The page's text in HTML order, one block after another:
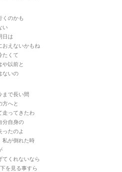
くのかも
い
日は
おえないかもね
たくて
や以前と
ないの
まで長い間
方へと
走ってきたわ
分自身の
ったのよ
私が倒れた時
てくれないなら
を見る事すら